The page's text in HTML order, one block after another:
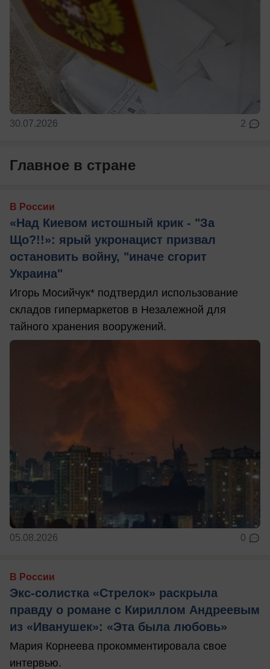
30.07.2026 2
Главное в стране
В России
«Над Киевом истошный крик - "За
Що?!!»: ярый укронацист призвал
остановить войну, "иначе сгорит
Украина"
Игорь Мосийчук* подтвердил использование
складов гипермаркетов в Незалежной для
тайного хранения вооружений.
05.08.2026 0
В России
Экс-солистка «Стрелок» раскрыла
правду о романе с Кириллом Андреевым
из «Иванушек»: «Эта была любовь»
Мария Корнеева прокомментировала свое
интервью.